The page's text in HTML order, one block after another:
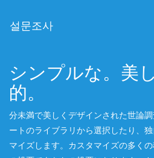
설문조사
シンプルな。美
的。
分未満で美しくデザインされた世論
ートのライブラリから選択したり、
マイズします。カスタマイズの多く